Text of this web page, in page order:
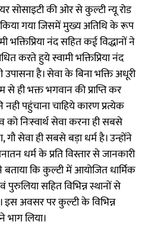
सोसाइटी की ओर से कुल्टी न्यू रोड
गया जिसमें मुख्य अतिथि के रूप
नंद सहित कई विद्धानों ने
करते हुये स्वामी भक्तिप्रिया नंद
है। सेवा के बिना भक्ति अधूरी
ही भक्त भगवान की प्राप्ति कर
पहुंचाना चाहिये कारण प्रत्येक
निःस्वार्थ सेवा करना ही सबसे
सेवा ही सबसे बड़ा धर्म है। उन्होंने
धर्म के प्रति विस्तार से जानकारी
कि कुल्टी में आयोजित धार्मिक
सहित विभिन्न स्थानों से
इस अवसर पर कुल्टी के विभिन्न
लिया।